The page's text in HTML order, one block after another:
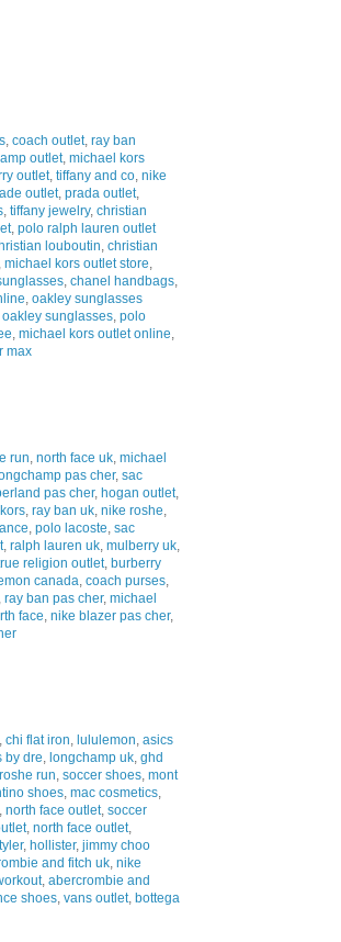
, coach outlet, ray ban
outlet, michael kors
outlet, tiffany and co, nike
outlet, prada outlet,
, tiffany jewelry, christian
, polo ralph lauren outlet
louboutin, christian
michael kors outlet store,
, chanel handbags,
, oakley sunglasses
oakley sunglasses, polo
, michael kors outlet online,
max
run, north face uk, michael
pas cher, sac
pas cher, hogan outlet,
, ray ban uk, nike roshe,
, polo lacoste, sac
, ralph lauren uk, mulberry uk,
religion outlet, burberry
canada, coach purses,
ray ban pas cher, michael
face, nike blazer pas cher,
, chi flat iron, lululemon, asics
by dre, longchamp uk, ghd
run, soccer shoes, mont
shoes, mac cosmetics,
, north face outlet, soccer
, north face outlet,
, hollister, jimmy choo
and fitch uk, nike
, abercrombie and
shoes, vans outlet, bottega